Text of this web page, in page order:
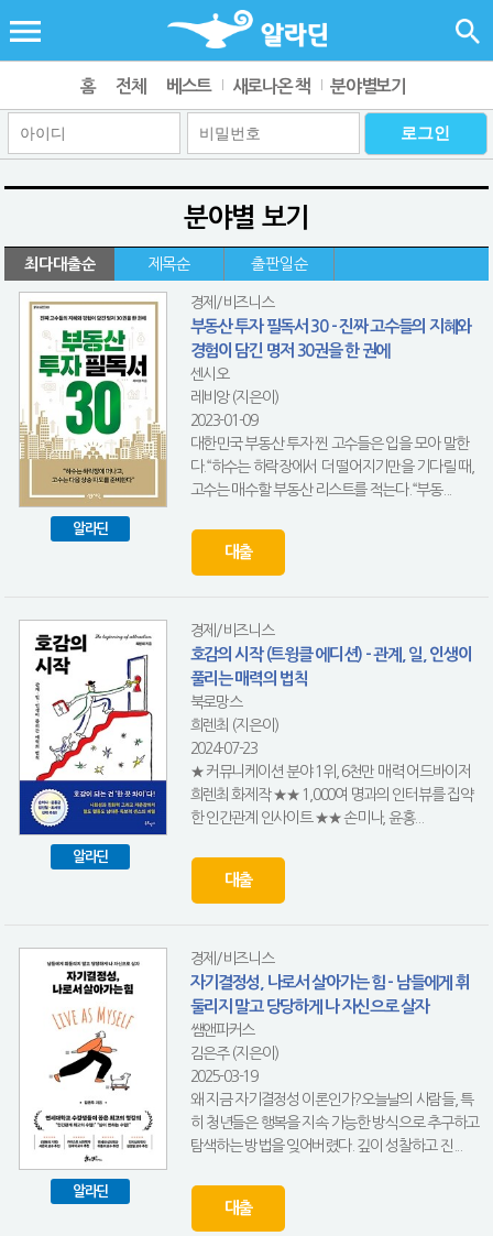
홈 전체 베스트 새로나온 책 분야별보기
분야별 보기
최다대출순 제목순 출판일순
알라딘
경제/비즈니스
부동산 투자 필독서 30 - 진짜 고수들의 지혜와
경험이 담긴 명저 30권을 한 권에
센시오
레비앙 (지은이)
2023-01-09
대한민국 부동산 투자 찐 고수들은 입을 모아 말한
다.“하수는 하락장에서 더 떨어지기만을 기다릴 때,
고수는 매수할 부동산 리스트를 적는다.“부동...
대출
알라딘
경제/비즈니스
호감의 시작 (트윙클 에디션) - 관계, 일, 인생이
풀리는 매력의 법칙
북로망스
희렌최 (지은이)
2024-07-23
★ 커뮤니케이션 분야 1위, 6천만 매력 어드바이저
희렌최 화제작 ★★ 1,000여 명과의 인터뷰를 집약
한 인간관계 인사이트 ★★ 손미나, 윤홍...
대출
알라딘
경제/비즈니스
자기결정성, 나로서 살아가는 힘 - 남들에게 휘
둘리지 말고 당당하게 나 자신으로 살자
쌤앤파커스
김은주 (지은이)
2025-03-19
왜 지금 자기결정성 이론인가?오늘날의 사람들, 특
히 청년들은 행복을 지속 가능한 방식으로 추구하고
탐색하는 방법을 잊어버렸다. 깊이 성찰하고 진...
대출